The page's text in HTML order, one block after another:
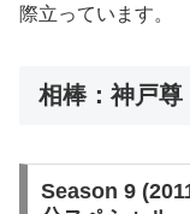
際立っています。
相棒：神戸尊
Season 9